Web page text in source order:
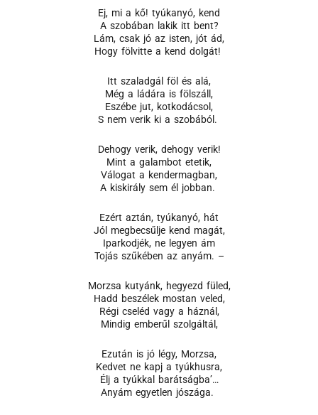
Ej, mi a kő! tyúkanyó, kend
A szobában lakik itt bent?
Lám, csak jó az isten, jót ád,
Hogy fölvitte a kend dolgát!
Itt szaladgál föl és alá,
Még a ládára is fölszáll,
Eszébe jut, kotkodácsol,
S nem verik ki a szobából.
Dehogy verik, dehogy verik!
Mint a galambot etetik,
Válogat a kendermagban,
A kiskirály sem él jobban.
Ezért aztán, tyúkanyó, hát
Jól megbecsűlje kend magát,
Iparkodjék, ne legyen ám
Tojás szűkében az anyám. –
Morzsa kutyánk, hegyezd füled,
Hadd beszélek mostan veled,
Régi cseléd vagy a háznál,
Mindig emberűl szolgáltál,
Ezután is jó légy, Morzsa,
Kedvet ne kapj a tyúkhusra,
Élj a tyúkkal barátságba’…
Anyám egyetlen jószága.